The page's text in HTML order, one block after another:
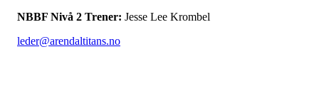
NBBF Nivå 2 Trener: Jesse Lee Krombel
leder@arendaltitans.no